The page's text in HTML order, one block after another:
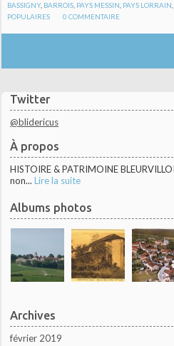
Twitter
@blidericus
À propos
HISTOIRE & PATRIMOINE
non... Lire la suite
Albums photos
Archives
février 2019
BASSIGNY, BARROIS PAYS MESSIN PAYS LORRAIN
POPULAIRES
0 COMMENTAIRE